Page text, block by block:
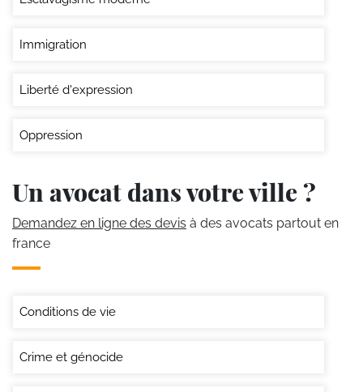
Immigration
Liberté d'expression
Oppression
Un avocat dans votre ville ?
Demandez en ligne des devis à des avocats partout en
france
Conditions de vie
Crime et génocide